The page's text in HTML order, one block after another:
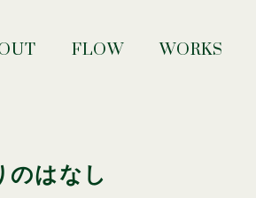
FLOW WORKS
のはなし